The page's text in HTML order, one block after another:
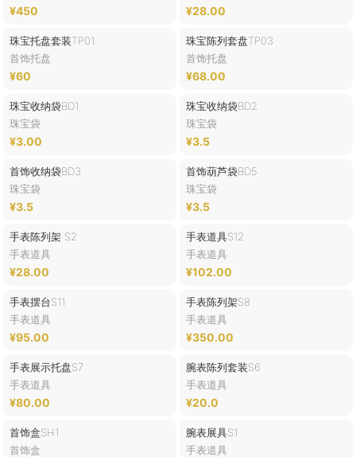
¥450 ¥28.00
珠宝托盘套装TP01
首饰托盘
¥60
珠宝陈列套盘TP03
首饰托盘
¥68.00
珠宝收纳袋BD1
珠宝袋
¥3.00
珠宝收纳袋BD2
珠宝袋
¥3.5
首饰收纳袋BD3
珠宝袋
¥3.5
首饰葫芦袋BD5
珠宝袋
¥3.5
手表陈列架 S2
手表道具
¥28.00
手表道具S12
手表道具
¥102.00
手表摆台S11
手表道具
¥95.00
手表陈列架S8
手表道具
¥350.00
手表展示托盘S7
手表道具
¥80.00
腕表陈列套装S6
手表道具
¥20.0
首饰盒SH1
首饰盒
腕表展具S1
手表道具